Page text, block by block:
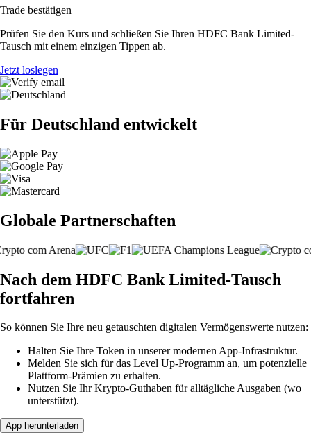
Trade bestätigen
Prüfen Sie den Kurs und schließen Sie Ihren HDFC Bank Limited-
Tausch mit einem einzigen Tippen ab.
Jetzt loslegen
Für Deutschland entwickelt
Globale Partnerschaften
Nach dem HDFC Bank Limited-Tausch
fortfahren
So können Sie Ihre neu getauschten digitalen Vermögenswerte nutzen:
Halten Sie Ihre Token in unserer modernen App-Infrastruktur.
Melden Sie sich für das Level Up-Programm an, um potenzielle
Plattform-Prämien zu erhalten.
Nutzen Sie Ihr Krypto-Guthaben für alltägliche Ausgaben (wo
unterstützt).
App herunterladen